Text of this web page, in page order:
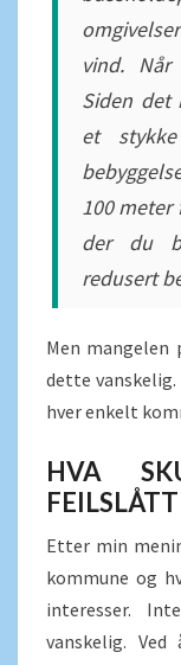
vind.
Siden
et
100 meter
der du
redusert
Men
dette
hver enkelt
HVA
Etter min
kommune og
interesser.
vanskelig.